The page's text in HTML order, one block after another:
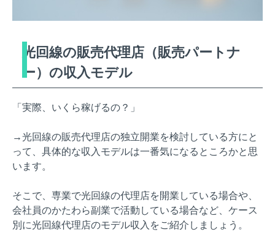
光回線の販売代理店（販売パートナ
ー）の収入モデル
「実際、いくら稼げるの？」
→光回線の販売代理店の独立開業を検討している方にと
って、具体的な収入モデルは一番気になるところかと思
います。
そこで、専業で光回線の代理店を開業している場合や、
会社員のかたわら副業で活動している場合など、ケース
別に光回線代理店のモデル収入をご紹介しましょう。